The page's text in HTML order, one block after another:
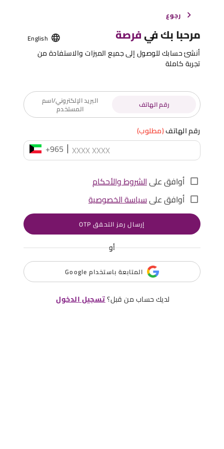
رجوع
مرحبا بك فيفرصة English
أنشئ حسابك للوصول إلى جميع الميزات والاستفادة من
تجربة كاملة
رقم الهاتف البريد الإلكتروني/اسم
المستخدم
رقم الهاتف(مطلوب)
+965
أوافق علىالشروط والأحكام
أوافق علىسياسة الخصوصية
إرسال رمز التحقق OTP
أو
المتابعة باستخدام Google
لديك حساب من قبل؟تسجيل الدخول